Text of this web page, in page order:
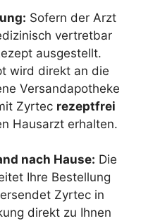
Sofern der Arzt
vertretbar
ausgestellt.
wird direkt an die
Versandapotheke
Zyrtec rezeptfrei
Hausarzt erhalten.
nach Hause: Die
Ihre Bestellung
Zyrtec in
direkt zu Ihnen